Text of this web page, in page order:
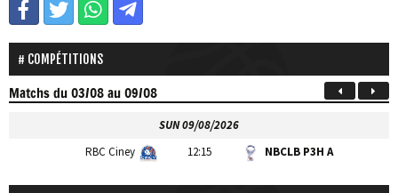
COMPÉTITIONS
Matchsdu 03/08 au 09/08
SUN 09/08/2026
RBC Ciney
12:15 NBCLB P3H A